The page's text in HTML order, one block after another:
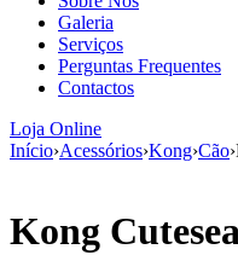
Galeria
Serviços
Perguntas Frequentes
Contactos
Loja Online
Início›Acessórios›Kong›Cão›
Kong
aumenta a
probabilidade
de ver
conteúdo e
ofertas